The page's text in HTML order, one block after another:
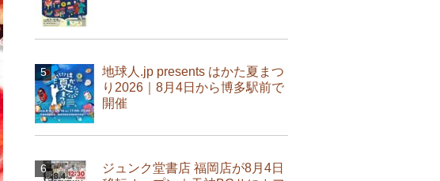
地球人.jp presents はかた夏まつ
り2026｜8月4日から博多駅前で
開催
ジュンク堂書店 福岡店が8月4日